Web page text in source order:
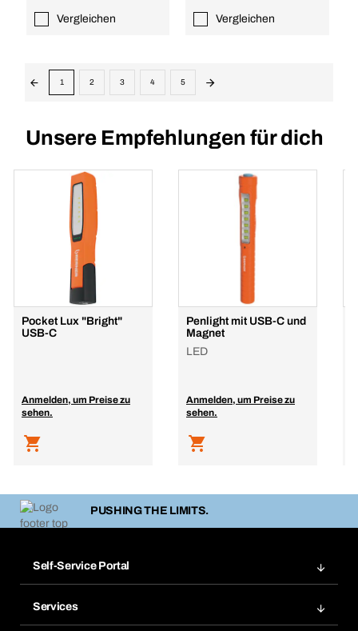
Vergleichen Vergleichen
1 2 3 4 5
Unsere Empfehlungen für dich
Pocket Lux "Bright"
USB-C
Anmelden, um Preise zu
sehen.
Penlight mit USB-C und
Magnet
LED
Anmelden, um Preise zu
sehen.
PUSHING THE LIMITS.
Self-Service Portal
Services